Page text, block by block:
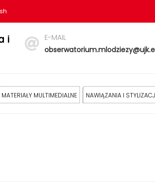
i
E-MAIL
MATERIAŁY MULTIMEDIALNE NAWIĄZANIA I